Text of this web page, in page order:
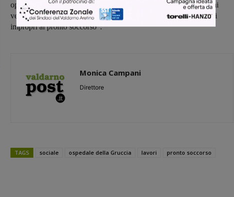
operativa regionale di continuità assistenziale che orienta i cittadini
verso il servizio più appropriato, contribuendo a ridurre gli accessi
impropri al pronto soccorso”.
Monica Campani
Direttore
TAGS sociale ospedale della Gruccia lavori pronto soccorso